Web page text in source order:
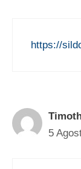
https://
5